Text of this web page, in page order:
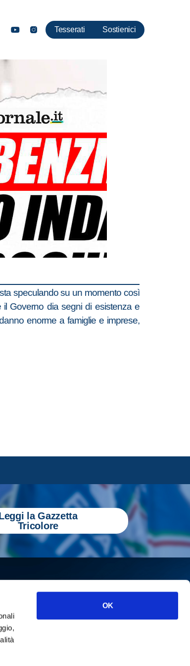
OK
Tesserati Sostienici
speculando su un momento così
il Governo dia segni di esistenza e
enorme a famiglie e imprese,
la Gazzetta
Tricolore